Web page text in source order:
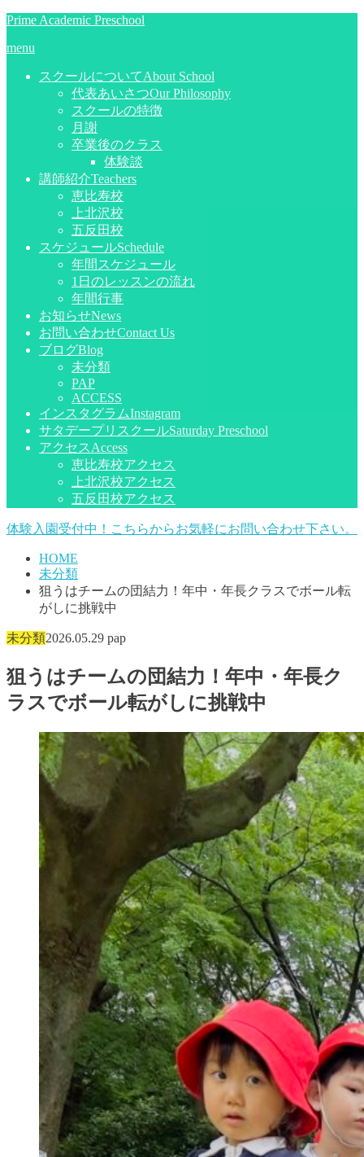
Prime Academic Preschool
menu
スクールについてAbout School
代表あいさつOur Philosophy
スクールの特徴
月謝
卒業後のクラス
体験談
講師紹介Teachers
恵比寿校
上北沢校
五反田校
スケジュールSchedule
年間スケジュール
1日のレッスンの流れ
年間行事
お知らせNews
お問い合わせContact Us
ブログBlog
未分類
PAP
ACCESS
インスタグラムInstagram
サタデープリスクールSaturday Preschool
アクセス Access
恵比寿校アクセス
上北沢校アクセス
五反田校アクセス
体験入園受付中！こちらからお気軽にお問い合わせ下さい。
HOME
未分類
狙うはチームの団結力！年中・年長クラスでボール転
がしに挑戦中
未分類2026.05.29 pap
狙うはチームの団結力！年中・年長ク
ラスでボール転がしに挑戦中